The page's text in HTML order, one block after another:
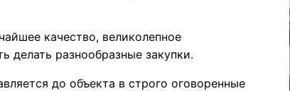
качество, великолепное
делать разнообразные закупки.
до объекта в строго оговоренные